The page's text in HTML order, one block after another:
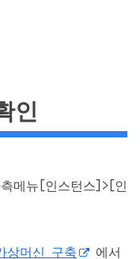
인
메뉴[인스턴스]>[인
상머신 구축
에서